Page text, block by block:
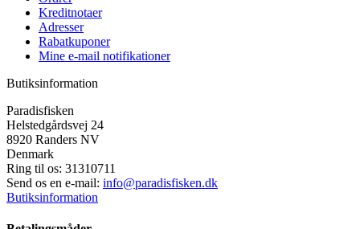
Kreditnotaer
Adresser
Rabatkuponer
Mine e-mail notifikationer
Butiksinformation
Paradisfisken
Helstedgårdsvej 24
8920 Randers NV
Denmark
Ring til os: 31310711
Send os en e-mail: info@paradisfisken.dk
Butiksinformation